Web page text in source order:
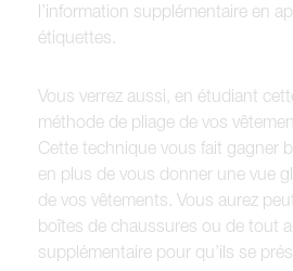
l’information supplémentaire en
étiquettes.
Vous verrez aussi, en étudiant
méthode de pliage de vos
Cette technique vous fait gagner
en plus de vous donner une vue
de vos vêtements. Vous aurez
boîtes de chaussures ou de tout
supplémentaire pour qu’ils se